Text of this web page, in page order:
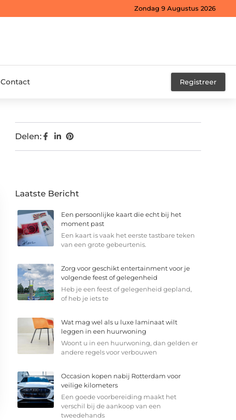
Zondag 9 Augustus 2026
Contact Registreer
Delen:
Laatste Bericht
Een persoonlijke kaart die echt bij het
moment past
Een kaart is vaak het eerste tastbare teken
van een grote gebeurtenis.
Zorg voor geschikt entertainment voor je
volgende feest of gelegenheid
Heb je een feest of gelegenheid gepland,
of heb je iets te
Wat mag wel als u luxe laminaat wilt
leggen in een huurwoning
Woont u in een huurwoning, dan gelden er
andere regels voor verbouwen
Occasion kopen nabij Rotterdam voor
veilige kilometers
Een goede voorbereiding maakt het
verschil bij de aankoop van een
tweedehands